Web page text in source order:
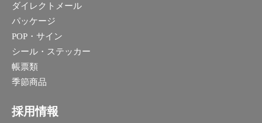
ダイレクトメール
パッケージ
POP・サイン
シール・ステッカー
帳票類
季節商品
採用情報